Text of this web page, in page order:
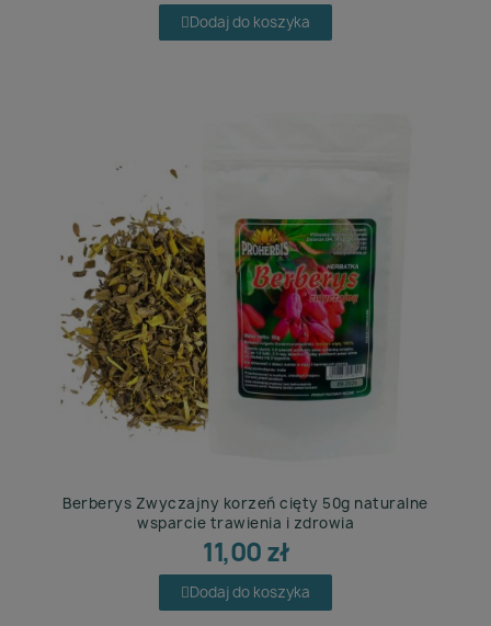
Dodaj do koszyka
Berberys Zwyczajny korzeń cięty 50g naturalne
wsparcie trawienia i zdrowia
11,00 zł
Dodaj do koszyka